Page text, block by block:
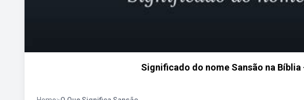
Significado do nome Sansão na